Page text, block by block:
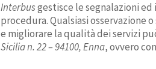
Interbusgestisce le segnalazioni
procedura.Qualsiasi osservazione
e migliorare la qualità dei servizi
Sicilia n. 22 – 94100, Enna, ovvero